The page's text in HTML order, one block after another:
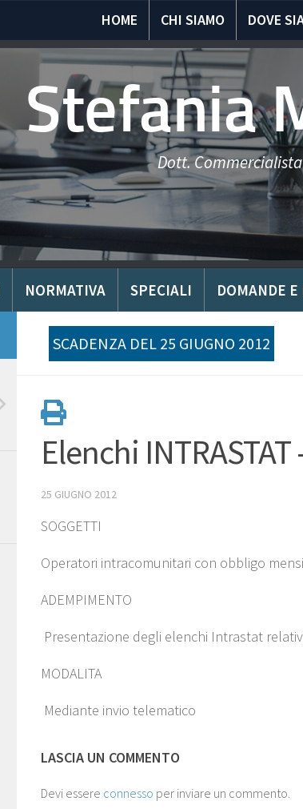
HOME CHI SIAMO DOVE
Stefania
Dott.
NORMATIVA SPECIALI DOMANDE E
SCADENZA DEL 25 GIUGNO 2012
Elenchi
25 GIUGNO 2012
SOGGETTI
Operatori intracomunitari con obbligo
ADEMPIMENTO
Presentazione degli elenchi Intrastat
MODALITA
Mediante invio telematico
LASCIA UN COMMENTO
Devi essere connesso per inviare un commento.